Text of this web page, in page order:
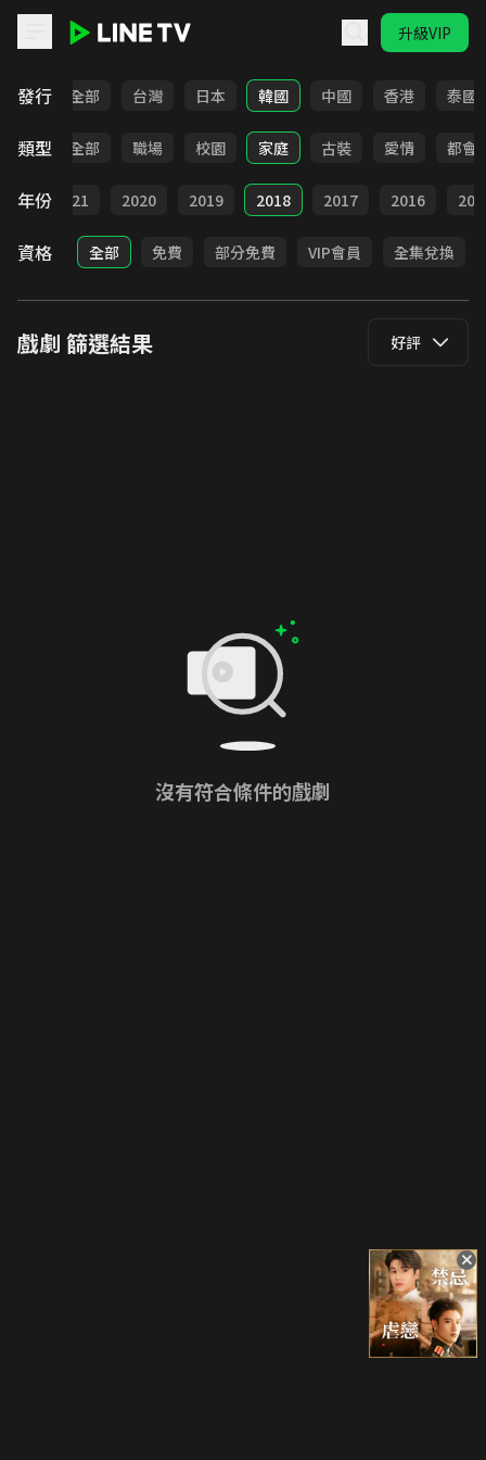
升級VIP
發行 全部 台灣 日本 韓國 中國 香港 泰國
類型 全部 職場 校園 家庭 古裝 愛情 都會
年份 2021 2020 2019 2018 2017 2016
資格 全部 免費 部分免費 VIP會員 全集兌換
戲劇 篩選結果 好評
沒有符合條件的戲劇